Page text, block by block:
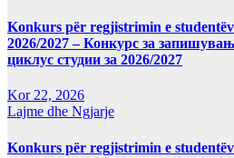
Konkurs për regjistrimin e
2026/2027 – Конкурс за
циклус студии за 2026/2027
Kor 22, 2026
Lajme dhe Ngjarje
Konkurs për regjistrimin e